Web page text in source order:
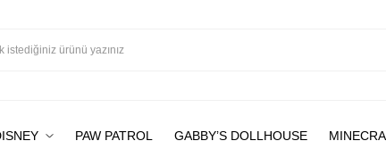
PAW PATROL GABBY’S DOLLHOUSE